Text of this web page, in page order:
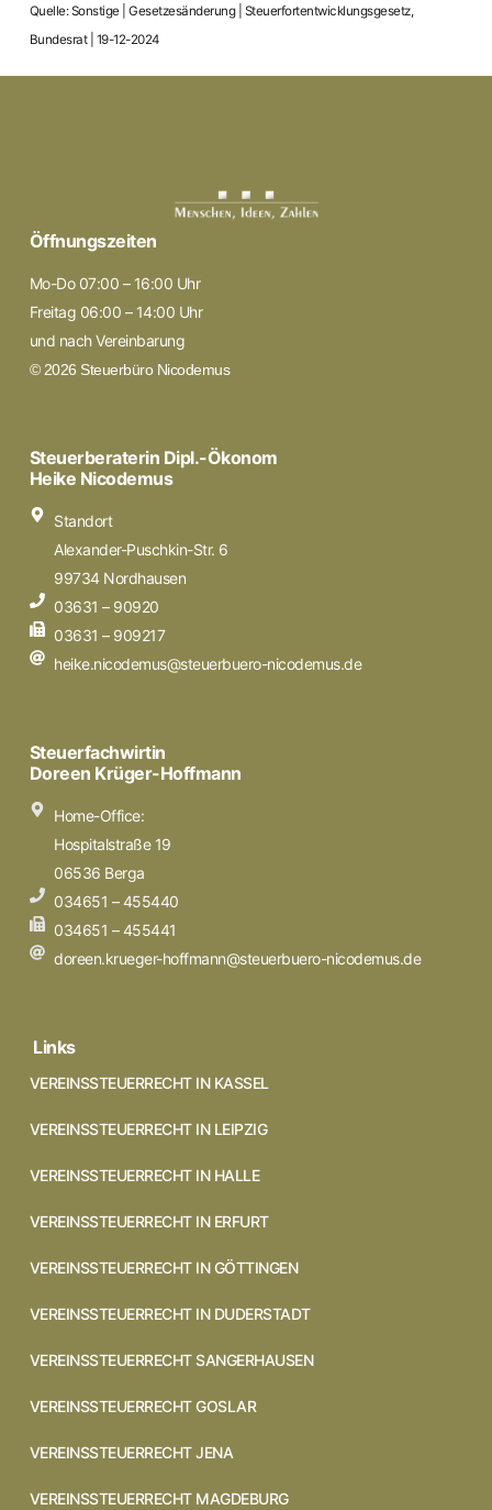
Quelle: Sonstige | Gesetzesänderung | Steuerfortentwicklungsgesetz,
Bundesrat | 19-12-2024
Öffnungszeiten
Mo-Do 07:00 – 16:00 Uhr
Freitag 06:00 – 14:00 Uhr
und nach Vereinbarung
© 2026 Steuerbüro Nicodemus
Steuerberaterin Dipl.-Ökonom
Heike Nicodemus
Standort
Alexander-Puschkin-Str. 6
99734 Nordhausen
03631 – 90920
03631 – 909217
heike.nicodemus@steuerbuero-nicodemus.de
Steuerfachwirtin
Doreen Krüger-Hoffmann
Home-Office:
Hospitalstraße 19
06536 Berga
034651 – 455440
034651 – 455441
doreen.krueger-hoffmann@steuerbuero-nicodemus.de
Links
VEREINSSTEUERRECHT IN KASSEL
VEREINSSTEUERRECHT IN LEIPZIG
VEREINSSTEUERRECHT IN HALLE
VEREINSSTEUERRECHT IN ERFURT
VEREINSSTEUERRECHT IN GÖTTINGEN
VEREINSSTEUERRECHT IN DUDERSTADT
VEREINSSTEUERRECHT SANGERHAUSEN
VEREINSSTEUERRECHT GOSLAR
VEREINSSTEUERRECHT JENA
VEREINSSTEUERRECHT MAGDEBURG